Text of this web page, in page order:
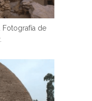
Fotografía de